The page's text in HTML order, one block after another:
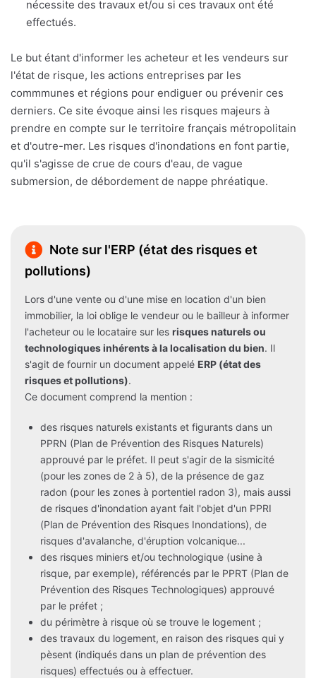
nécessite des travaux et/ou si ces travaux ont été
effectués.
Le but étant d'informer les acheteur et les vendeurs sur
l'état de risque, les actions entreprises par les
commmunes et régions pour endiguer ou prévenir ces
derniers. Ce site évoque ainsi les risques majeurs à
prendre en compte sur le territoire français métropolitain
et d'outre-mer. Les risques d'inondations en font partie,
qu'il s'agisse de crue de cours d'eau, de vague
submersion, de débordement de nappe phréatique.
Note sur l'ERP (état des risques et
pollutions)
Lors d'une vente ou d'une mise en location d'un bien
immobilier, la loi oblige le vendeur ou le bailleur à informer
l'acheteur ou le locataire sur les risques naturels ou
technologiques inhérents à la localisation du bien. Il
s'agit de fournir un document appelé ERP (état des
risques et pollutions).
Ce document comprend la mention :
des risques naturels existants et figurants dans un
PPRN (Plan de Prévention des Risques Naturels)
approuvé par le préfet. Il peut s'agir de la sismicité
(pour les zones de 2 à 5), de la présence de gaz
radon (pour les zones à portentiel radon 3), mais aussi
de risques d'inondation ayant fait l'objet d'un PPRI
(Plan de Prévention des Risques Inondations), de
risques d'avalanche, d'éruption volcanique...
des risques miniers et/ou technologique (usine à
risque, par exemple), référencés par le PPRT (Plan de
Prévention des Risques Technologiques) approuvé
par le préfet ;
du périmètre à risque où se trouve le logement ;
des travaux du logement, en raison des risques qui y
pèsent (indiqués dans un plan de prévention des
risques) effectués ou à effectuer.